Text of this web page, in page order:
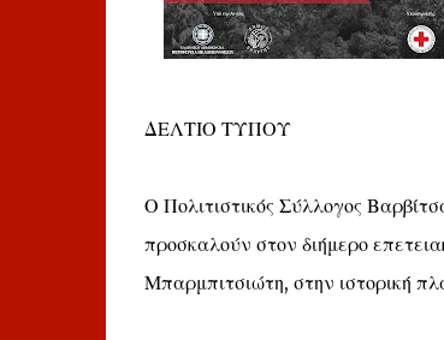
ΔΕΛΤΙΟ ΤΥΠΟΥ
Ο Πολιτιστικός Σύλλογος
προσκαλούν στον διήμερο
Μπαρμπιτσιώτη, στην ιστορική